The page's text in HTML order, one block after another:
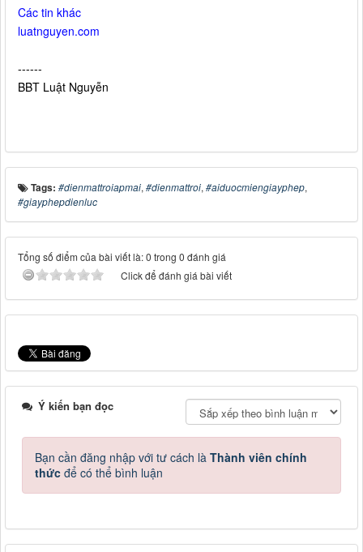
Các tin khác
luatnguyen.com
------
BBT Luật Nguyễn
Tags: #dienmattroiapmai, #dienmattroi, #aiduocmiengiayphep,
#giayphepdienluc
Tổng số điểm của bài viết là: 0 trong 0 đánh giá
Click để đánh giá bài viết
Ý kiến bạn đọc
Bạn cần đăng nhập với tư cách là Thành viên chính
thức để có thể bình luận